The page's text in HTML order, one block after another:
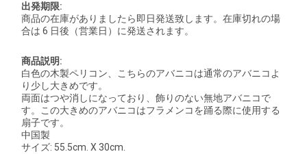
出発期限:
商品の在庫がありましたら即日発送致します。在庫切れの場
合は 6 日後（営業日）に発送されます。
商品説明:
白色の木製ペリコン、こちらのアバニコは通常のアバニコよ
り少し大きめです。
両面はつや消しになっており、飾りのない無地アバニコで
す。この大きめのアバニコはフラメンコを踊る際に使用する
扇子です。
中国製
サイズ: 55.5cm. X 30cm.